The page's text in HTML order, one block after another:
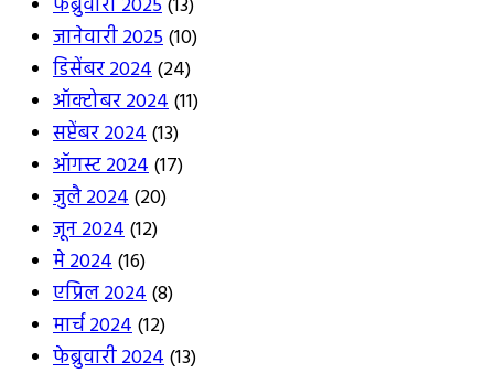
जानेवारी 2025(10)
डिसेंबर 2024(24)
ऑक्टोबर 2024(11)
सप्टेंबर 2024(13)
ऑगस्ट 2024(17)
जुलै 2024(20)
जून 2024(12)
मे 2024(16)
एप्रिल 2024(8)
मार्च 2024(12)
फेब्रुवारी 2024(13)